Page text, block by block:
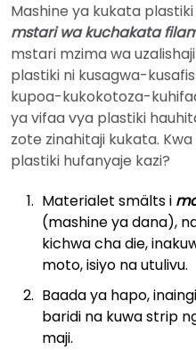
Mashine ya kukata
mstari wa kuchakata
mstari mzima wa
plastiki ni kusagwa-
kupoa-kukokotoza-
ya vifaa vya plastiki
zote zinahitaji kukata.
plastiki hufanyaje kazi?
Materialet smälts i
(mashine ya dana),
kichwa cha die,
moto, isiyo na utulivu.
Baada ya hapo,
baridi na kuwa strip
maji.